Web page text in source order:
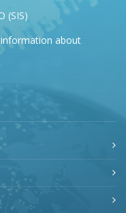
(SIS)
about